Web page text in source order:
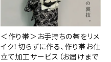
＜作り帯＞お手持ちの帯をリメ
イク！切らずに作る、作り帯お仕
立て加工サービス（お届けまで